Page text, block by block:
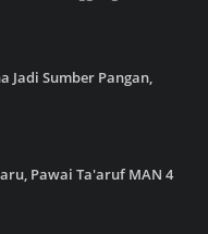
Jadi Sumber Pangan,
Pawai Ta'aruf MAN 4